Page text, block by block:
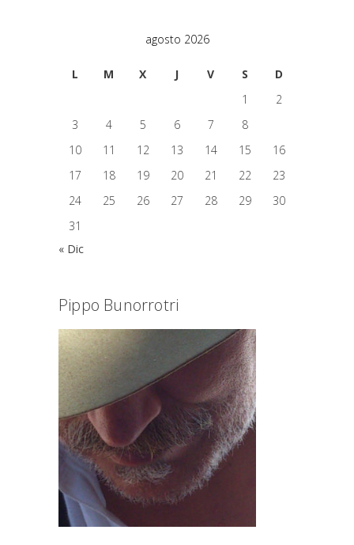
agosto 2026
L M X J V S
D
1
2
3
4 5 6 7 8
10
11 12 13 14 15
16
17
18 19 20 21 22
23
24
25 26 27 28 29
30
31
« Dic
Pippo Bunorrotri